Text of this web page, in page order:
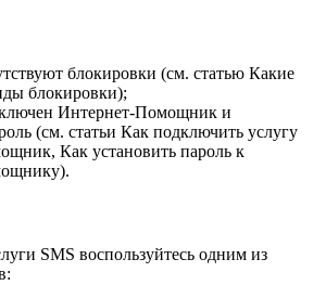
блокировки (см. статью Какие
блокировки);
Интернет-Помощник и
(см. статьи Как подключить услугу
Как установить пароль к
SMS воспользуйтесь одним из